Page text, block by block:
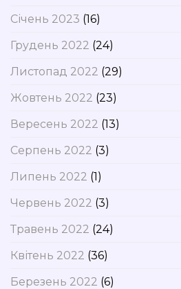
Січень 2023 (16)
Грудень 2022 (24)
Листопад 2022 (29)
Жовтень 2022 (23)
Вересень 2022 (13)
Серпень 2022 (3)
Липень 2022 (1)
Червень 2022 (3)
Травень 2022 (24)
Квітень 2022 (36)
Березень 2022 (6)